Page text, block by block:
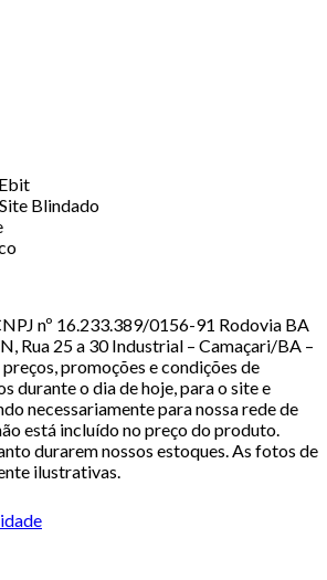
nº 16.233.389/0156-91 Rodovia BA
Rua 25 a 30 Industrial – Camaçari/BA –
promoções e condições de
durante o dia de hoje, para o site e
necessariamente para nossa rede de
está incluído no preço do produto.
durarem nossos estoques. As fotos de
ilustrativas.